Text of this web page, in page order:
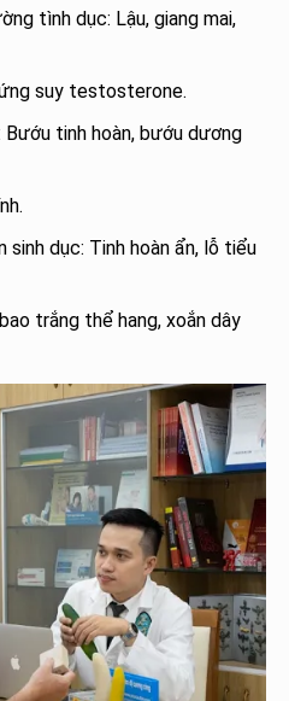
tình dục: Lậu, giang mai,
suy testosterone.
Bướu tinh hoàn, bướu dương
sinh dục: Tinh hoàn ẩn, lỗ tiểu
trắng thể hang, xoắn dây